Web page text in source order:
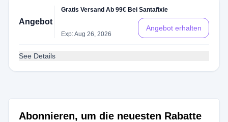
Angebot
Gratis Versand Ab 99€ Bei Santafixie
Exp: Aug 26, 2026
Angebot erhalten
See Details
Abonnieren, um die neuesten Rabatte